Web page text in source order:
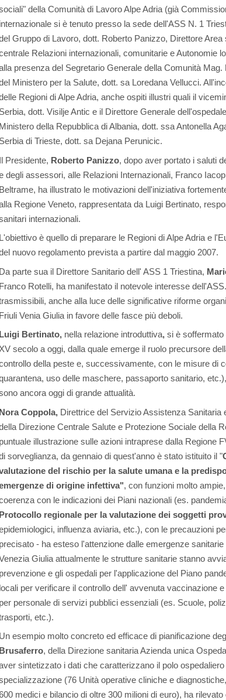
della Comunità di Lavoro Alpe Adria (già
internazionale si è tenuto presso la sede dell'ASS N. 1
Gruppo di Lavoro, dott. Roberto Panizzo, Direttore
Relazioni internazionali, comunitarie e Autonomie
presenza del Segretario Generale della Comunità
Ministero per la Salute, dott. sa Loredana Vellucci.
Regioni di Alpe Adria, anche ospiti illustri quali il
Serbia, dott. Visilje Antic e il Direttore Generale
Ministero della Repubblica di Albania, dott. ssa Antonella
Serbia di Trieste, dott. sa Dejana Perunicic.
Il Presidente, Roberto Panizzo, dopo aver portato i saluti
degli assessori, alle Relazioni Internazionali, Franco
Beltrame, ha illustrato le motivazioni dell'iniziativa
Regione Veneto, rappresentata da Luigi Bertinato,
internazionali.
L'obiettivo è quello di preparare le Regioni di Alpe Adria e
nuovo regolamento prevista a partire dal maggio 2007.
Da parte sua il Direttore Sanitario dell' ASS 1 Triestina,
Franco Rotelli, ha manifestato il notevole interesse
anche alla luce delle significative riforme
Friuli Venia Giulia in favore delle fasce più deboli.
Luigi Bertinato, nella relazione introduttiva, si è soffermato
XV secolo a oggi, dalla quale emerge il ruolo precursore
della peste e, successivamente, con le misure di
uso delle maschere, passaporto sanitario,
ancora oggi di grande attualità.
Nora Coppola, Direttrice del Servizio Assistenza
Direzione Centrale Salute e Protezione Sociale della
puntuale illustrazione sulle azioni intraprese dalla Regione
sorveglianza, da gennaio di quest'anno è stato istituito il "
del rischio per la salute umana e la
di origine infettiva", con funzioni molto
con le indicazioni dei Piani nazionali (es.
Protocollo regionale per la valutazione dei soggetti
influenza aviaria, etc.), con le precauzioni
precisato - ha esteso l'attenzione dalle emergenze
Giulia attualmente le strutture sanitarie stanno
prevenzione e gli ospedali per l'applicazione del Piano
locali per verificare il controllo dell' avvenuta vaccinazione
per personale di servizi pubblici essenziali (es. Scuole,
etc.).
Un esempio molto concreto ed efficace di pianificazione
Brusaferro, della Direzione sanitaria Azienda unica
sintetizzato i dati che caratterizzano il polo
(76 Unità operative cliniche e
medici e bilancio di oltre 300 milioni di euro), ha